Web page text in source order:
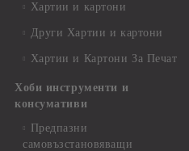
Хартии и картони
Други Хартии и картони
Хартии и Картони За Печат
Хоби инструменти и
консумативи
Предпазни
самовъзстановяващи